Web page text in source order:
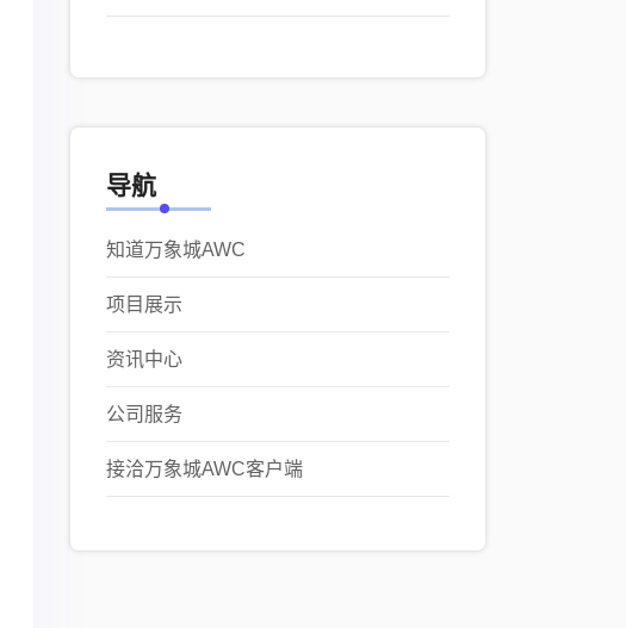
导航
知道万象城AWC
项目展示
资讯中心
公司服务
接洽万象城AWC客户端